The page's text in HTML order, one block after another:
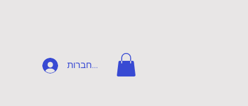
להתחברות